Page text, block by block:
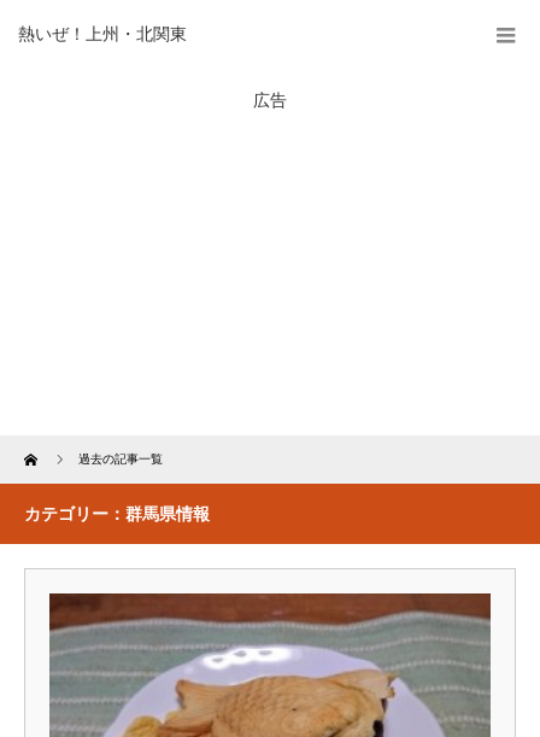
熱いぜ！上州・北関東
広告
Home 過去の記事一覧
カテゴリー：群馬県情報